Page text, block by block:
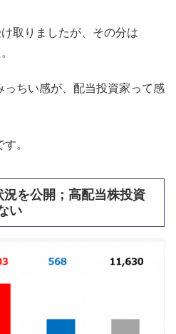
取りましたが、その分は
っちい感が、配当投資家って感
。
を公開；高配当株投資
い